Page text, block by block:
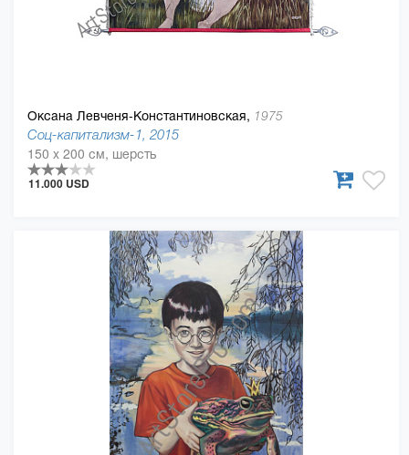
Оксана Левченя-Константиновская, 1975
Соц-капитализм-1, 2015
150 x 200 см, шерсть
11.000 USD